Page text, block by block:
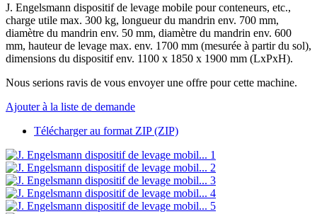
J. Engelsmann dispositif de levage mobile pour conteneurs, etc.,
charge utile max. 300 kg, longueur du mandrin env. 700 mm,
diamètre du mandrin env. 50 mm, diamètre du mandrin env. 600
mm, hauteur de levage max. env. 1700 mm (mesurée à partir du sol),
dimensions du dispositif env. 1100 x 1850 x 1900 mm (LxPxH).
Nous serions ravis de vous envoyer une offre pour cette machine.
Ajouter à la liste de demande
Télécharger au format ZIP (ZIP)